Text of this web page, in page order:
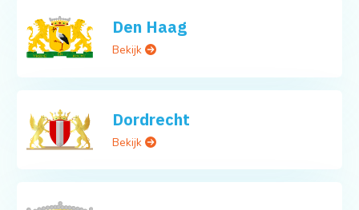
Den Haag
Bekijk
Dordrecht
Bekijk